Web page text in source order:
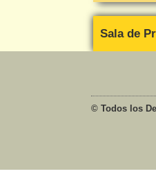
Sala de
© Todos los